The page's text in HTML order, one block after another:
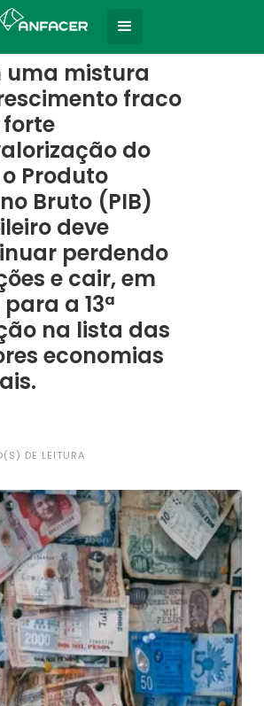
Todas as notícias
uma mistura
fraco
do
Produto
Bruto (PIB)
deve
perdendo
e cair, em
para a 13ª
na lista das
economias
DE LEITURA